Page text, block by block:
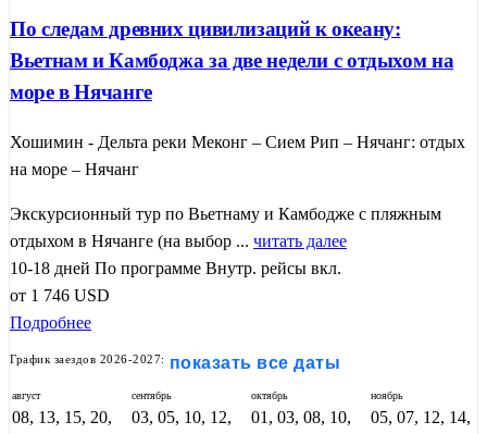
По следам древних цивилизаций к океану:
Вьетнам и Камбоджа за две недели с отдыхом на
море в Нячанге
Хошимин - Дельта реки Меконг – Сием Рип – Нячанг: отдых
на море – Нячанг
Экскурсионный тур по Вьетнаму и Камбодже с пляжным
отдыхом в Нячанге (на выбор ... читать далее
10-18 дней По программе Внутр. рейсы вкл.
от 1 746 USD
Подробнее
График заездов 2026-2027: показать все даты
август
08, 13, 15, 20,
сентябрь
03, 05, 10, 12,
октябрь
01, 03, 08, 10,
ноябрь
05, 07, 12, 14,